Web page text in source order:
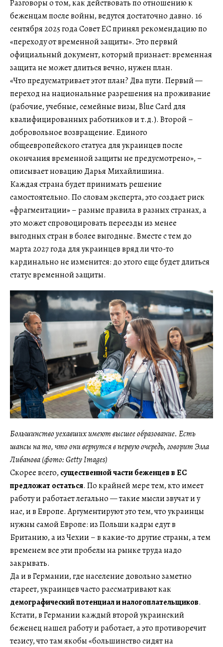
Разговоры о том, как действовать по отношению к
беженцам после войны, ведутся достаточно давно. 16
сентября 2025 года Совет ЕС принял рекомендацию по
«переходу от временной защиты». Это первый
официальный документ, который признает: временная
защита не может длиться вечно, нужен план.
«Что предусматривает этот план? Два пути. Первый —
переход на национальные разрешения на проживание
(рабочие, учебные, семейные визы, Blue Card для
квалифицированных работников и т.д.). Второй –
добровольное возвращение. Единого
общеевропейского статуса для украинцев после
окончания временной защиты не предусмотрено», –
описывает новацию Дарья Михайлишина.
Каждая страна будет принимать решение
самостоятельно. По словам эксперта, это создает риск
«фрагментации» – разные правила в разных странах, а
это может спровоцировать переезды из менее
выгодных стран в более выгодные. Вместе с тем до
марта 2027 года для украинцев вряд ли что-то
кардинально не изменится: до этого еще будет длиться
статус временной защиты.
Большинство уехавших имеют высшее образование. Есть
шансы на то, что они вернутся в первую очередь, говорит Элла
Либанова (фото: Getty Images)
Скорее всего, существенной части беженцев в ЕС
предложат остаться. По крайней мере тем, кто имеет
работу и работает легально — такие мысли звучат и у
нас, и в Европе. Аргументируют это тем, что украинцы
нужны самой Европе: из Польши кадры едут в
Британию, а из Чехии – в какие-то другие страны, а тем
временем все эти пробелы на рынке труда надо
закрывать.
Да и в Германии, где население довольно заметно
стареет, украинцев часто рассматривают как
демографический потенциал и налогоплательщиков.
Кстати, в Германии каждый второй украинский
беженец нашел работу и работает, а это противоречит
тезису, что там якобы «большинство сидят на